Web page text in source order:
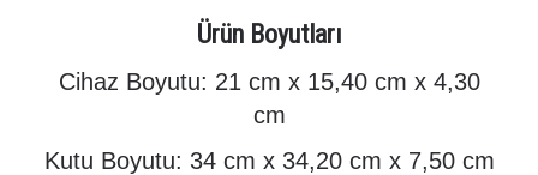
Ürün Boyutları
Cihaz Boyutu: 21 cm x 15,40 cm x 4,30
cm
Kutu Boyutu: 34 cm x 34,20 cm x 7,50 cm